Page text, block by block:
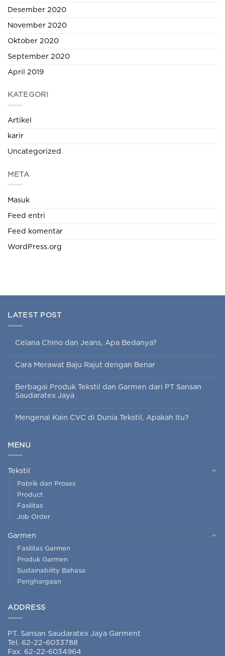
Desember 2020
November 2020
Oktober 2020
September 2020
April 2019
KATEGORI
Artikel
karir
Uncategorized
META
Masuk
Feed entri
Feed komentar
WordPress.org
LATEST POST
Celana Chino dan Jeans, Apa Bedanya?
Cara Merawat Baju Rajut dengan Benar
Berbagai Produk Tekstil dan Garmen dari PT Sansan
Saudaratex Jaya
Mengenal Kain CVC di Dunia Tekstil, Apakah Itu?
MENU
Tekstil
Pabrik dan Proses
Product
Fasilitas
Job Order
Garmen
Fasilitas Garmen
Produk Garmen
Sustainability Bahasa
Penghargaan
ADDRESS
PT. Sansan Saudaratex Jaya Garment
Tel. 62-22-6033788
Fax. 62-22-6034964